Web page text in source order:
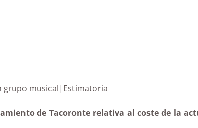
de un grupo musical|Estimatoria
de Tacoronte relativa al coste de la